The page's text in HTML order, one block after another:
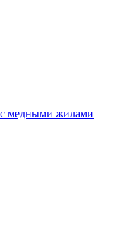
с медными жилами